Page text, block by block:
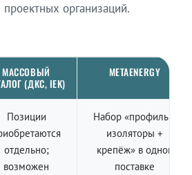
организаций.
МАССОВЫЙ
(ДКС, IEK)
METAENERGY
Позиции
отдельно;
возможен
Набор «профиль +
изоляторы +
крепёж» в одной
поставке